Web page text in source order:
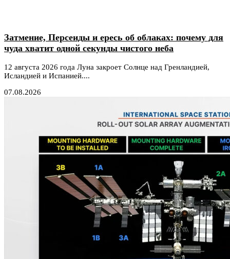
Затмение, Персеиды и ересь об облаках: почему для
чуда хватит одной секунды чистого неба
12 августа 2026 года Луна закроет Солнце над Гренландией,
Исландией и Испанией....
07.08.2026